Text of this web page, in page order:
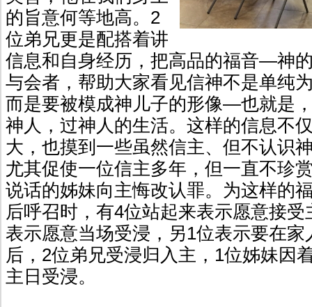
的旨意何等地高。2
位弟兄更是配搭着讲
信息和自身经历，把高品的福音—神
与会者，帮助大家看见信神不是单纯
而是要被模成神儿子的形像—也就是
神人，过神人的生活。这样的信息不
大，也摸到一些虽然信主、但不认识
尤其促使一位信主多年，但一直不珍
说话的姊妹向主悔改认罪。为这样的
后呼召时，有4位站起来表示愿意接
表示愿意当场受浸，另1位表示要在
后，2位弟兄受浸归入主，1位姊妹因
主日受浸。